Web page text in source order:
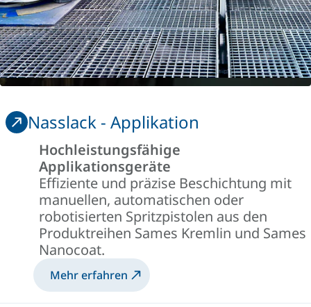
Nasslack - Applikation
Hochleistungsfähige
Applikationsgeräte
Effiziente und präzise Beschichtung mit
manuellen, automatischen oder
robotisierten Spritzpistolen aus den
Produktreihen Sames Kremlin und Sames
Nanocoat.
Mehr erfahren